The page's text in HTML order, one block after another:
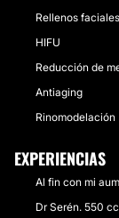
Rellenos faciales
HIFU
Reducción de
Antiaging
Rinomodelación
EXPERIENCIAS
Al fin con mi
Dr Serén. 550